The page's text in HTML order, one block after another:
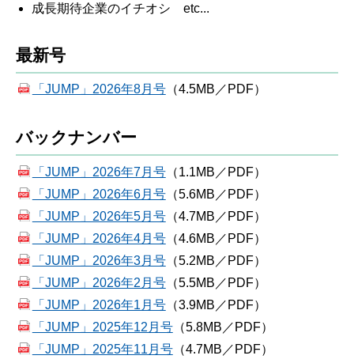
成長期待企業のイチオシ etc...
最新号
「JUMP」2026年8月号（4.5MB／PDF）
バックナンバー
「JUMP」2026年7月号（1.1MB／PDF）
「JUMP」2026年6月号（5.6MB／PDF）
「JUMP」2026年5月号（4.7MB／PDF）
「JUMP」2026年4月号（4.6MB／PDF）
「JUMP」2026年3月号（5.2MB／PDF）
「JUMP」2026年2月号（5.5MB／PDF）
「JUMP」2026年1月号（3.9MB／PDF）
「JUMP」2025年12月号（5.8MB／PDF）
「JUMP」2025年11月号（4.7MB／PDF）